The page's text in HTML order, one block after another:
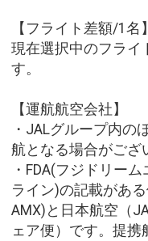
【フライト差額/1名】
現在選択中のフライ
す。
【運航航空会社】
・JALグループ内の
航となる場合がござ
・FDA(フジドリー
ライン)の記載がある
AMX)と日本航空（
ェア便）です。提携